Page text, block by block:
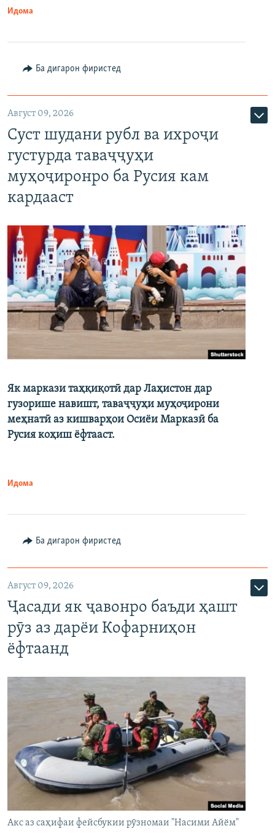
Идома
Ба дигарон фиристед
Август 09, 2026
Суст шудани рубл ва ихроҷи
густурда таваҷҷуҳи
муҳоҷиронро ба Русия кам
кардааст
Як маркази таҳқиқотӣ дар Лаҳистон дар
гузорише навишт, таваҷҷуҳи муҳоҷирони
меҳнатӣ аз кишварҳои Осиёи Марказӣ ба
Русия коҳиш ёфтааст.
Идома
Ба дигарон фиристед
Август 09, 2026
Ҷасади як ҷавонро баъди ҳашт
рӯз аз дарёи Кофарниҳон
ёфтаанд
Акс аз саҳифаи фейсбукии рӯзномаи "Насими Айём"